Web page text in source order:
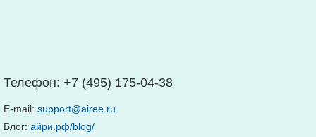
Телефон: +7 (495) 175-04-38
E-mail: support@airee.ru
Блог: айри.рф/blog/